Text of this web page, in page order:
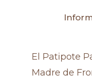
El Patipote
Madre de